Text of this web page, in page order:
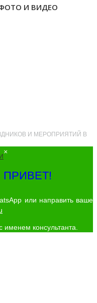
И ВИДЕО
И МЕРОПРИЯТИЙ В
×
ПРИВЕТ!
или направить ваше
именем консультанта.